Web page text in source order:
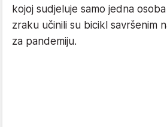
kojoj sudjeluje samo jedna
zraku učinili su bicikl savršenim
za pandemiju.